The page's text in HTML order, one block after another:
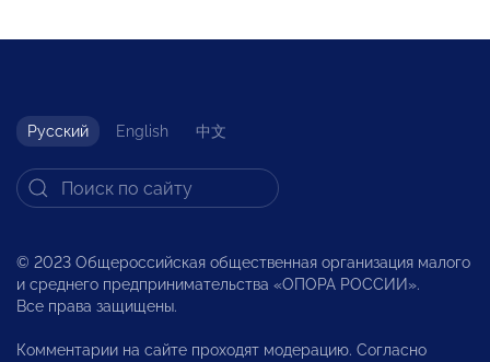
Русский English 中文
© 2023 Общероссийская общественная организация малого
и среднего предпринимательства «ОПОРА РОССИИ».
Все права защищены.
Комментарии на сайте проходят модерацию. Согласно